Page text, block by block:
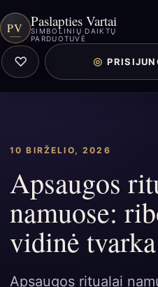
PV Paslapties Vartai
SIMBOLINIŲ DAIKTŲ
PARDUOTUVĖ
♡ ◎
10 BIRŽELIO, 2026
Apsaugos
namuose:
vidinė tvarka
Apsaugos ritualai